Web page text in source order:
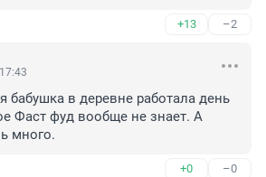
+13 –2
бабушка в деревне работала день
Фаст фуд вообще не знает. А
много.
+0 –0